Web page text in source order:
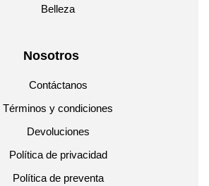
Belleza
Nosotros
Contáctanos
Términos y condiciones
Devoluciones
Política de privacidad
Política de preventa